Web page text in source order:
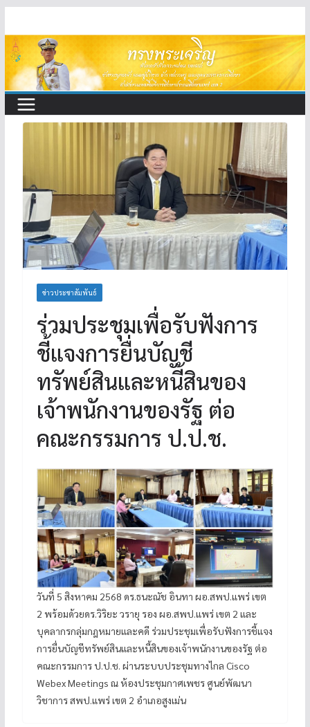
to
content
ข่าวประชาสัมพันธ์
ร่วมประชุมเพื่อรับฟังการ
ชี้แจงการยื่นบัญชี
ทรัพย์สินและหนี้สินของ
เจ้าพนักงานของรัฐ ต่อ
คณะกรรมการ ป.ป.ช.
วันที่ 5 สิงหาคม 2568 ดร.ธนะณัช อินทา ผอ.สพป.แพร่ เขต
2 พร้อมด้วยดร.วิริยะ วรายุ รอง ผอ.สพป.แพร่ เขต 2 และ
บุคลากรกลุ่มกฎหมายและคดี ร่วมประชุมเพื่อรับฟังการชี้แจง
การยื่นบัญชีทรัพย์สินและหนี้สินของเจ้าพนักงานของรัฐ ต่อ
คณะกรรมการ ป.ป.ช. ผ่านระบบประชุมทางไกล Cisco
Webex Meetings ณ ห้องประชุมกาศเพชร ศูนย์พัฒนา
วิชาการ สพป.แพร่ เขต 2 อำเภอสูงเม่น